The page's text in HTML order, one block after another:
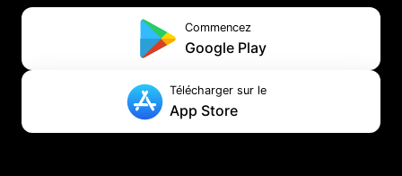
Commencez
Google Play
Télécharger sur le
App Store